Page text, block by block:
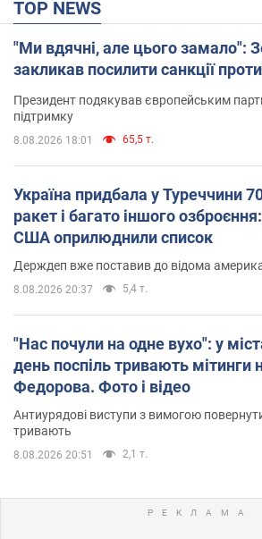
TOP NEWS
"Ми вдячні, але цього замало":
закликав посилити санкції проти
Президент подякував європейським
підтримку
8.08.2026 18:01 65,5 т.
Україна придбала у Туреччини
ракет і багато іншого
США оприлюднили список
Держдеп вже поставив до відома
8.08.2026 20:37 5,4 т.
"Нас почули на одне вухо": у
день поспіль тривають мітинги
Федорова. Фото і відео
Антиурядові виступи з вимогою
тривають
8.08.2026 20:51 2,1 т.